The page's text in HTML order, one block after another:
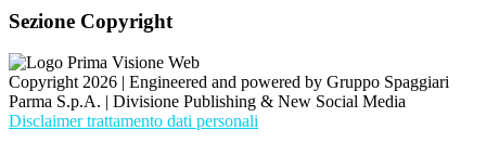
Sezione Copyright
Copyright 2026 | Engineered and powered by Gruppo Spaggiari
Parma S.p.A. | Divisione Publishing & New Social Media
Disclaimer trattamento dati personali